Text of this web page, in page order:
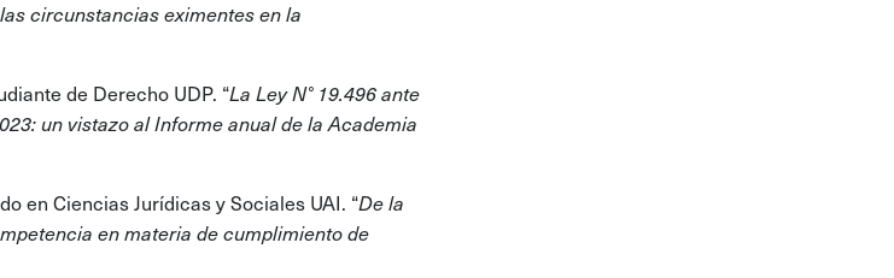
circunstancias eximentes en la
de Derecho UDP. “La Ley N° 19.496 ante
un vistazo al Informe anual de la Academia
en Ciencias Jurídicas y Sociales UAI. “De la
en materia de cumplimiento de